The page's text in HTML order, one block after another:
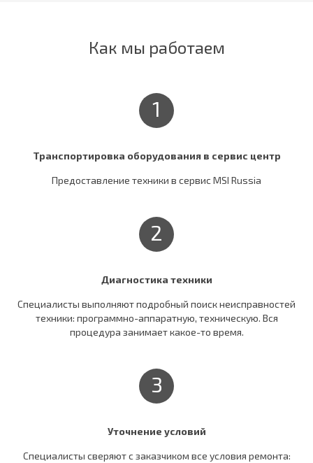
Как мы работаем
1
Транспортировка оборудования в сервис центр
Предоставление техники в сервис MSI Russia
2
Диагностика техники
Специалисты выполняют подробный поиск неисправностей
техники: программно-аппаратную, техническую. Вся
процедура занимает какое-то время.
3
Уточнение условий
Специалисты сверяют c заказчиком все условия ремонта: